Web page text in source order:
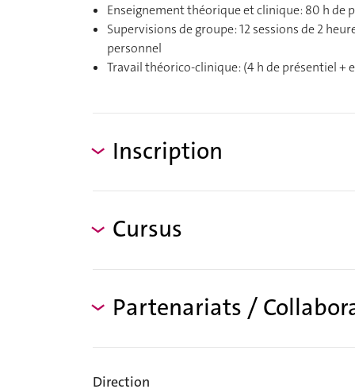
Enseignement théorique et clinique: 80 h de
Supervisions de groupe: 12 sessions de 2
personnel
Travail théorico-clinique: (4 h de présentiel +
Inscription
Cursus
Partenariats /
Direction